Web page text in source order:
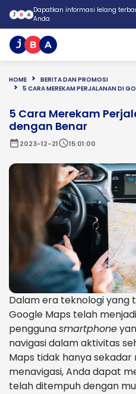
Dapatkan informasi lelang
Anda
HOME
BERITA DAN PROMOSI
5 CARA MEREKAM PERJALANAN DI
5 Cara Merekam
dengan Benar
date_range2023-12-21schedule15:01:00
Dalam era teknologi yang
Google Maps telah
penggunasmartphone
navigasi dalam aktivitas
Maps tidak hanya sekadar
menavigasi, Anda dapat
telah ditempuh dengan